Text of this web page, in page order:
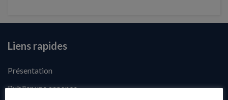
Liens rapides
Présentation
Publier une annonce